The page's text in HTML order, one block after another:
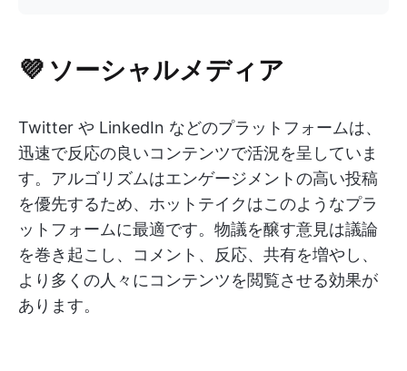
💜 ソーシャルメディア
Twitter や LinkedIn などのプラットフォームは、
迅速で反応の良いコンテンツで活況を呈していま
す。アルゴリズムはエンゲージメントの高い投稿
を優先するため、ホットテイクはこのようなプラ
ットフォームに最適です。物議を醸す意見は議論
を巻き起こし、コメント、反応、共有を増やし、
より多くの人々にコンテンツを閲覧させる効果が
あります。